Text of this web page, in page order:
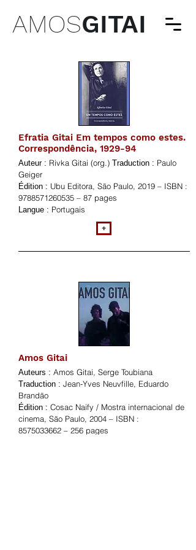
AMOSGITAI
Efratia Gitai Em tempos como estes.
Correspondência, 1929-94
Auteur : Rivka Gitai (org.) Traduction : Paulo
Geiger
Édition : Ubu Editora, São Paulo, 2019 – ISBN :
9788571260535 – 87 pages
Langue : Portugais
+
Amos Gitai
Auteurs : Amos Gitai, Serge Toubiana
Traduction : Jean-Yves Neuvfille, Eduardo
Brandão
Édition : Cosac Naify / Mostra internacional de
cinema, São Paulo, 2004 – ISBN :
8575033662 – 256 pages